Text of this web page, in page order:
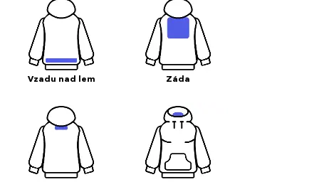
Vzadu nad lem Záda